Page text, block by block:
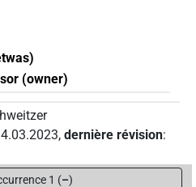
(owner)
, dernière révision:
1 (–)